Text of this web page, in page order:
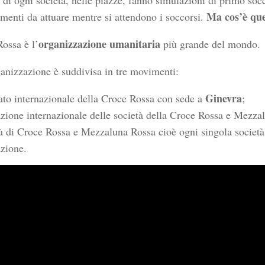
da attuare mentre si attendono i soccorsi. Ma cos’è
è l’organizzazione umanitaria più grande del mondo.
è suddivisa in tre movimenti:
internazionale della Croce Rossa con sede a Ginevra;
internazionale delle società della Croce Rossa e
di Croce Rossa e Mezzaluna Rossa cioè ogni singola